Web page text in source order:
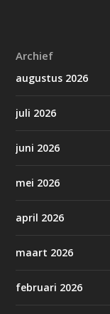
Archief
augustus 2026
juli 2026
juni 2026
mei 2026
april 2026
maart 2026
februari 2026